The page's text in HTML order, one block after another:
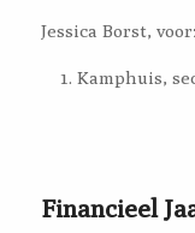
Jessica Borst,
Kamphuis,
Financieel